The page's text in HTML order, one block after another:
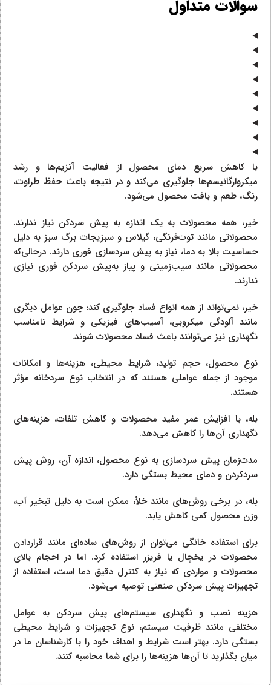
سوالات متداول
با کاهش سریع دمای محصول از فعالیت آنزیم‌ها و رشد
میکروارگانیسم‌ها جلوگیری می‌کند و در نتیجه باعث حفظ طراوت،
رنگ، طعم و بافت محصول می‌شود.
خیر، همه محصولات به یک اندازه به پیش سردکن نیاز ندارند.
محصولاتی مانند توت‌فرنگی، گیلاس و سبزیجات برگ سبز به دلیل
حساسیت بالا به دما، نیاز به پیش سردسازی فوری دارند. درحالی‌که
محصولاتی مانند سیب‌زمینی و پیاز به‌پیش سردکن فوری نیازی
ندارند.
خیر، نمی‌تواند از همه انواع فساد جلوگیری کند؛ چون عوامل دیگری
مانند آلودگی میکروبی، آسیب‌های فیزیکی و شرایط نامناسب
نگهداری نیز می‌توانند باعث فساد محصولات شوند.
نوع محصول، حجم تولید، شرایط محیطی، هزینه‌ها و امکانات
موجود از جمله عواملی هستند که در انتخاب نوع سردخانه مؤثر
هستند.
بله، با افزایش عمر مفید محصولات و کاهش تلفات، هزینه‌های
نگهداری آن‌ها را کاهش می‌دهد.
مدت‌زمان پیش سردسازی به نوع محصول، اندازه آن، روش پیش
سردکردن و دمای محیط بستگی دارد.
بله، در برخی روش‌های مانند خلأ، ممکن است به دلیل تبخیر آب،
وزن محصول کمی کاهش یابد.
برای استفاده خانگی می‌توان از روش‌های ساده‌ای مانند قراردادن
محصولات در یخچال یا فریزر استفاده کرد. اما در احجام بالای
محصولات و مواردی که نیاز به کنترل دقیق دما است، استفاده از
تجهیزات پیش سردکن صنعتی توصیه می‌شود.
هزینه نصب و نگهداری سیستم‌های پیش سردکن به عوامل
مختلفی مانند ظرفیت سیستم، نوع تجهیزات و شرایط محیطی
بستگی دارد. بهتر است شرایط و اهداف خود را با کارشناسان ما در
میان بگذارید تا آن‌ها هزینه‌ها را برای شما محاسبه کنند.